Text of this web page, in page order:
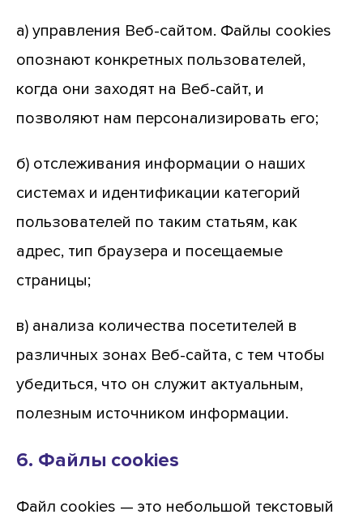
а) управления Веб-сайтом. Файлы cookies
опознают конкретных пользователей,
когда они заходят на Веб-сайт, и
позволяют нам персонализировать его;
б) отслеживания информации о наших
системах и идентификации категорий
пользователей по таким статьям, как
адрес, тип браузера и посещаемые
страницы;
в) анализа количества посетителей в
различных зонах Веб-сайта, с тем чтобы
убедиться, что он служит актуальным,
полезным источником информации.
6. Файлы cookies
Файл cookies — это небольшой текстовый